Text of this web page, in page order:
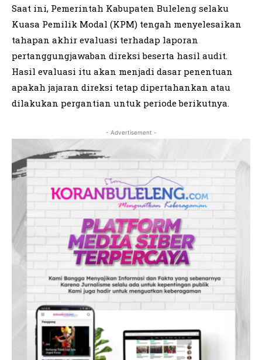
Saat ini, Pemerintah Kabupaten Buleleng selaku
Kuasa Pemilik Modal (KPM) tengah menyelesaikan
tahapan akhir evaluasi terhadap laporan
pertanggungjawaban direksi beserta hasil audit.
Hasil evaluasi itu akan menjadi dasar penentuan
apakah jajaran direksi tetap dipertahankan atau
dilakukan pergantian untuk periode berikutnya.
- Advertisement -